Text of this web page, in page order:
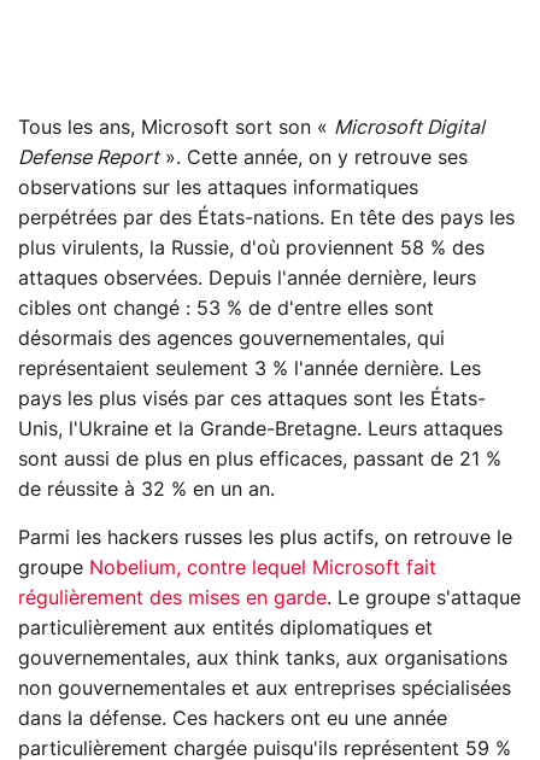
Tous les ans, Microsoft sort son « Microsoft Digital
Defense Report». Cette année, on y retrouve ses
observations sur les attaques informatiques
perpétrées par des États-nations. En tête des pays les
plus virulents, la Russie, d'où proviennent 58 % des
attaques observées. Depuis l'année dernière, leurs
cibles ont changé : 53 % de d'entre elles sont
désormais des agences gouvernementales, qui
représentaient seulement 3 % l'année dernière. Les
pays les plus visés par ces attaques sont les États-
Unis, l'Ukraine et la Grande-Bretagne. Leurs attaques
sont aussi de plus en plus efficaces, passant de 21 %
de réussite à 32 % en un an.
Parmi les hackers russes les plus actifs, on retrouve le
groupe Nobelium, contre lequel Microsoft fait
régulièrement des mises en garde. Le groupe s'attaque
particulièrement aux entités diplomatiques et
gouvernementales, aux think tanks, aux organisations
non gouvernementales et aux entreprises spécialisées
dans la défense. Ces hackers ont eu une année
particulièrement chargée puisqu'ils représentent 59 %